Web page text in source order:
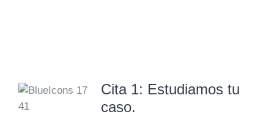
Cita 1: Estudiamos tu
caso.